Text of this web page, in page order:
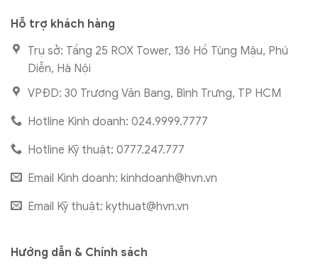
Hỗ trợ khách hàng
Trụ sở: Tầng 25 ROX Tower, 136 Hồ Tùng Mậu, Phú
Diễn, Hà Nội
VPĐD: 30 Trương Văn Bang, Bình Trưng, TP HCM
Hotline Kinh doanh: 024.9999.7777
Hotline Kỹ thuật: 0777.247.777
Email Kinh doanh: kinhdoanh@hvn.vn
Email Kỹ thuật: kythuat@hvn.vn
Hướng dẫn & Chính sách